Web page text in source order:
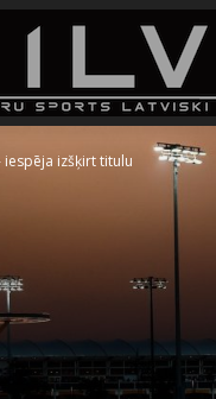
iespēja izšķirt titulu